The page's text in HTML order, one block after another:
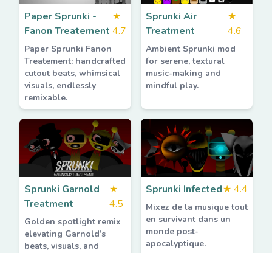
Paper Sprunki -
Fanon Treatement
★
4.7
Paper Sprunki Fanon
Treatement: handcrafted
cutout beats, whimsical
visuals, endlessly
remixable.
Sprunki Air
Treatment
★
4.6
Ambient Sprunki mod
for serene, textural
music-making and
mindful play.
Sprunki Garnold
Treatment
★
4.5
Golden spotlight remix
elevating Garnold’s
beats, visuals, and
Sprunki Infected★ 4.4
Mixez de la musique tout
en survivant dans un
monde post-
apocalyptique.